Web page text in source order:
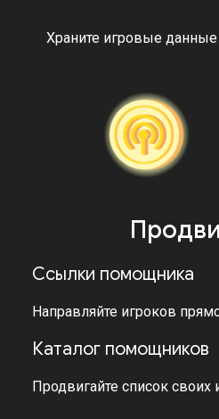
Храните игровые
Ссылки помощника
Направляйте игроков
Каталог помощников
Продвигайте список своих